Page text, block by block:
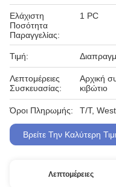
Ελάχιστη
Ποσότητα
Παραγγελίας:
1 PC
Τιμή:
Λεπτομέρειες
Συσκευασίας:
Αρχική
κιβώτιο
Όροι Πληρωμής: T/T,
Βρείτε Την Καλύτερη
Λεπτομέρειες